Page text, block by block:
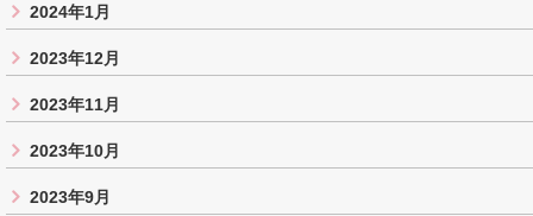
2024年1月
2023年12月
2023年11月
2023年10月
2023年9月